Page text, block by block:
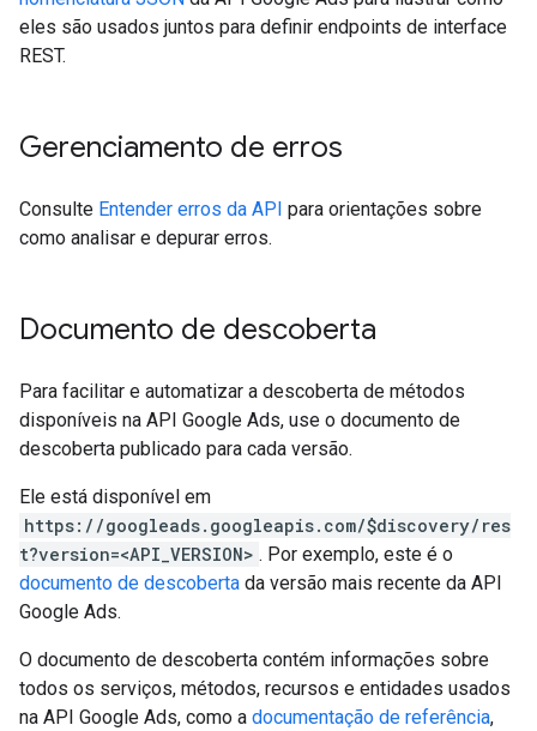
eles são usados juntos para definir endpoints de interface
REST.
Gerenciamento de erros
Consulte Entender erros da API para orientações sobre
como analisar e depurar erros.
Documento de descoberta
Para facilitar e automatizar a descoberta de métodos
disponíveis na API Google Ads, use o documento de
descoberta publicado para cada versão.
Ele está disponível em
https://googleads.googleapis.com/$discovery/res
t?version=<API_VERSION> . Por exemplo, este é o
documento de descoberta da versão mais recente da API
Google Ads.
O documento de descoberta contém informações sobre
todos os serviços, métodos, recursos e entidades usados
na API Google Ads, como a documentação de referência,